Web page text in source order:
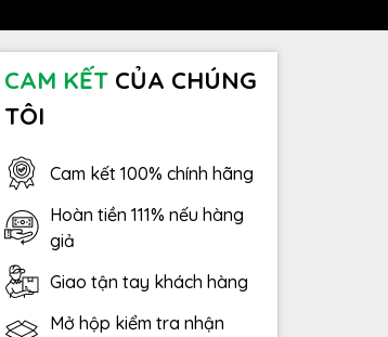
CAM KẾTCỦA CHÚNG
TÔI
Cam kết 100% chính hãng
Hoàn tiền 111% nếu hàng
giả
Giao tận tay khách hàng
Mở hộp kiểm tra nhận